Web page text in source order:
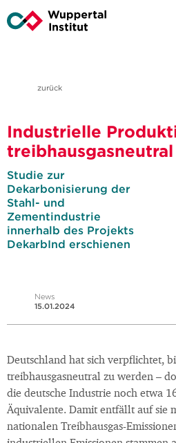
zurück
Industrielle
Studie zur
Dekarbonisierung der
Stahl- und
Zementindustrie
innerhalb des Projekts
DekarbInd erschienen
News
15.01.2024
Deutschland hat sich verpflichtet,
treibhausgasneutral zu werden –
die deutsche Industrie noch etwa
Äquivalente. Damit entfällt auf sie
nationalen Treibhausgas-